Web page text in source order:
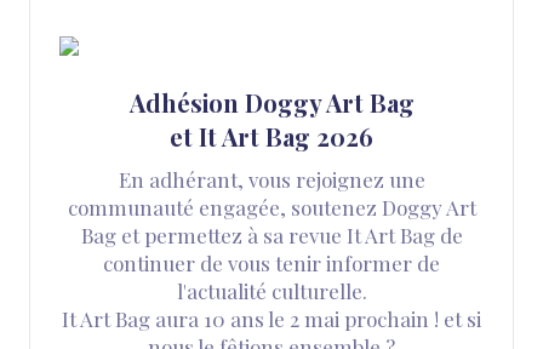
Adhésion Doggy Art Bag
et It Art Bag 2026
En adhérant, vous rejoignez une
communauté engagée, soutenez Doggy Art
Bag et permettez à sa revue It Art Bag de
continuer de vous tenir informer de
l'actualité culturelle.
It Art Bag aura 10 ans le 2 mai prochain ! et si